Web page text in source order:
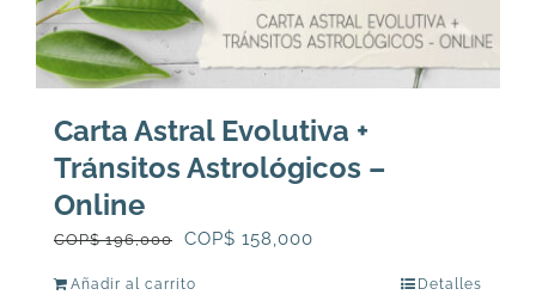
Carta Astral Evolutiva +
Tránsitos Astrológicos –
Online
COP$196,000
El
COP$ 158,000
Añadir al carrito Detalles